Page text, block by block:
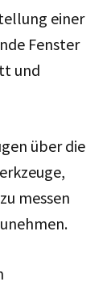
einer
Fenster
und
über die
messen